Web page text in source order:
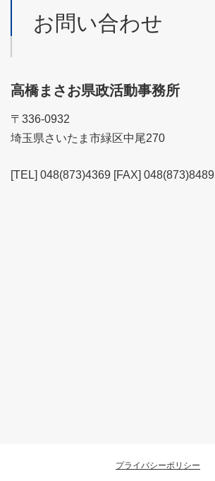
お問い合わせ
高橋まさお県政活動事務所
〒336-0932
埼玉県さいたま市緑区中尾270
[TEL] 048(873)4369 [FAX] 048(873)8489
プライバシーポリシー